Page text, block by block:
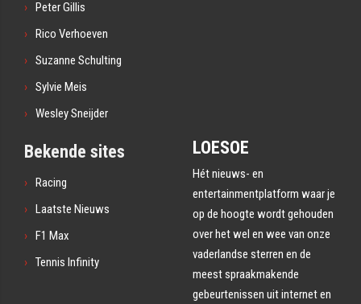
Peter Gillis
Rico Verhoeven
Suzanne Schulting
Sylvie Meis
Wesley Sneijder
Bekende sites
Racing
Laatste Nieuws
F1 Max
Tennis Infinity
LOESOE
Hét nieuws- en
entertainmentplatform waar je
op de hoogte wordt gehouden
over het wel en wee van onze
vaderlandse sterren en de
meest spraakmakende
gebeurtenissen uit internet en